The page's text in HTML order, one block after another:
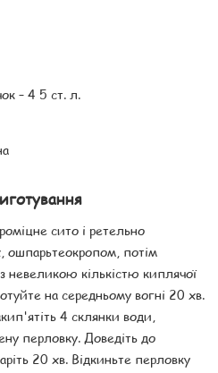
– 4 5 ст. л.
сито і ретельно
ошпарьтеокропом, потім
невеликою кількістю киплячої
на середньому вогні 20 хв.
4 склянки води,
перловку. Доведіть до
20 хв. Відкиньте перловку